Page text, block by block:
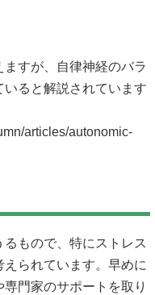
すが、自律神経のバラ
ると解説されています
articles/autonomic-
もので、特にストレス
られています。早めに
門家のサポートを取り